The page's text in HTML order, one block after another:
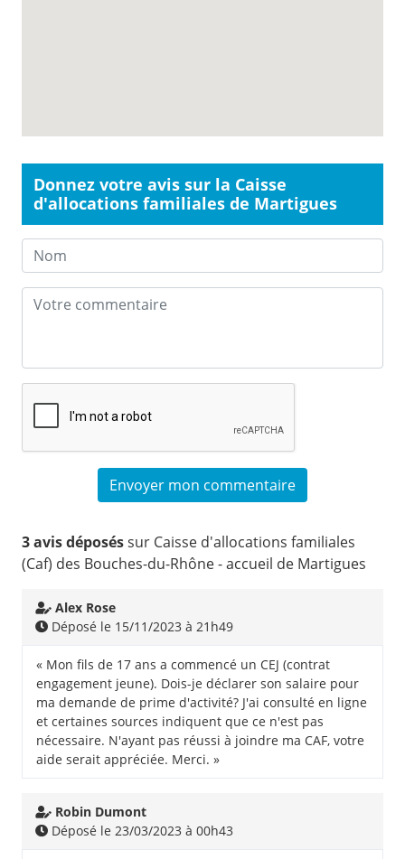
Donnez votre avis sur la Caisse
d'allocations familiales de Martigues
3 avis déposéssur Caisse d'allocations familiales
(Caf) des Bouches-du-Rhône - accueil de Martigues
Alex Rose
Déposé le 15/11/2023 à 21h49
« Mon fils de 17 ans a commencé un CEJ (contrat
engagement jeune). Dois-je déclarer son salaire pour
ma demande de prime d'activité? J'ai consulté en ligne
et certaines sources indiquent que ce n'est pas
nécessaire. N'ayant pas réussi à joindre ma CAF, votre
aide serait appréciée. Merci. »
Robin Dumont
Déposé le 23/03/2023 à 00h43